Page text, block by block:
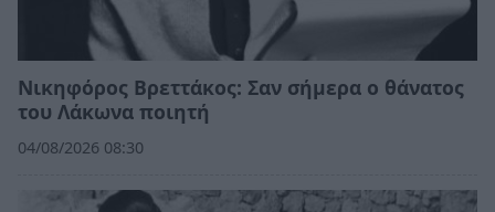
Νικηφόρος Βρεττάκος: Σαν σήμερα ο θάνατος
του Λάκωνα ποιητή
04/08/2026 08:30